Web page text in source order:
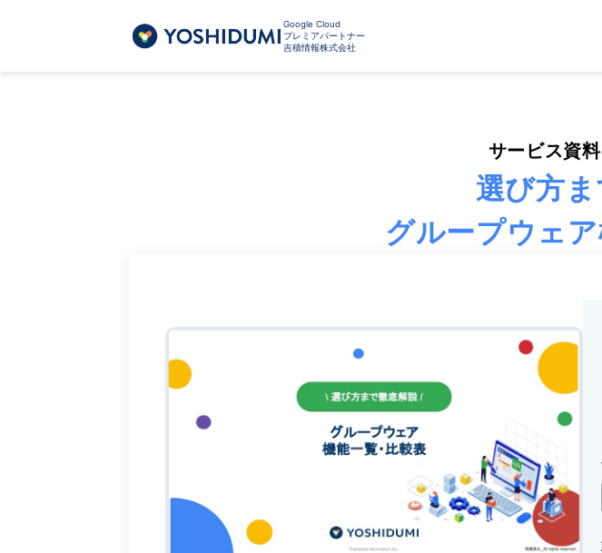
Google Cloud
プレミアパートナー
吉積情報株式会社
サービス資
選び方
グループウェ